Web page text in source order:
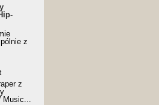
z
z
Music...